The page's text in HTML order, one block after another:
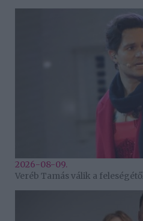
2026-08-09.
Veréb Tamás válik a feleségétől